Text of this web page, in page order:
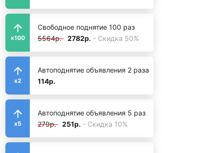
x100
Свободное поднятие 100 раз
5564р. 2782р. - Скидка 50%
x2
Автоподнятие объявления 2 раза
114р.
x5
Автоподнятие объявления 5 раз
279р. 251р. - Скидка 10%